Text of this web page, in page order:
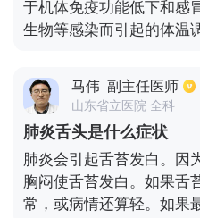
情较轻，经及时、系统、
较好。一些病人病情危重
方，外出时戴口罩，回家
有疑似病例患者或流行地
新型冠状病毒感染，因此
家。
于机体免疫功能低下和感
生物等感染而引起的体温
常的散热。 对于这类患者，其主要临床表现也根据不
同的年龄组而不同，且临
对于一些婴儿来说，一旦
孩子的身体相对热，特别
凉的，这通常是感冒早期
起的发热，患者通常会出
鼻塞，甚至鼻痒、喉咙痛等临床表
马伟 副主任医师
山东省立医院 全科
肺炎舌头是什么症状
肺炎会引起舌苔发白。因
胸闷使舌苔发白。如果舌
常，或病情还算轻。如果